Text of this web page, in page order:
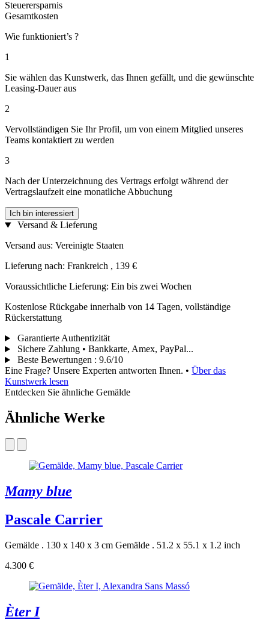
Steuerersparnis
Gesamtkosten
Wie funktioniert’s ?
1
Sie wählen das Kunstwerk, das Ihnen gefällt, und die gewünschte
Leasing-Dauer aus
2
Vervollständigen Sie Ihr Profil, um von einem Mitglied unseres
Teams kontaktiert zu werden
3
Nach der Unterzeichnung des Vertrags erfolgt während der
Vertragslaufzeit eine monatliche Abbuchung
Ich bin interessiert
Versand & Lieferung
Versand aus: Vereinigte Staaten
Lieferung nach: Frankreich , 139 €
Voraussichtliche Lieferung: Ein bis zwei Wochen
Kostenlose Rückgabe innerhalb von 14 Tagen, vollständige
Rückerstattung
Garantierte Authentizität
Sichere Zahlung • Bankkarte, Amex, PayPal...
Beste Bewertungen : 9.6/10
Eine Frage? Unsere Experten antworten Ihnen. • Über das
Kunstwerk lesen
Entdecken Sie ähnliche Gemälde
Ähnliche Werke
Mamy blue
Pascale Carrier
Gemälde . 130 x 140 x 3 cm Gemälde . 51.2 x 55.1 x 1.2 inch
4.300 €
Èter I